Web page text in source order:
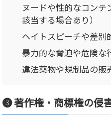
ヌードや性的なコン
該当する場合あり）
ヘイトスピーチや差別
暴力的な脅迫や危険な
違法薬物や規制品の販
❸ 著作権・商標権の侵